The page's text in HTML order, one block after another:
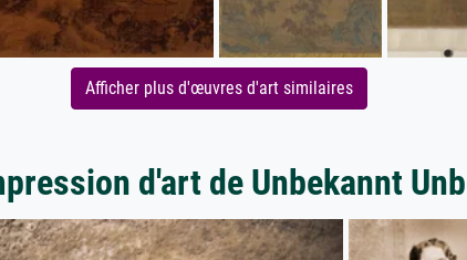
Afficher plus d'œuvres d'art similaires
d'art de Unbekannt